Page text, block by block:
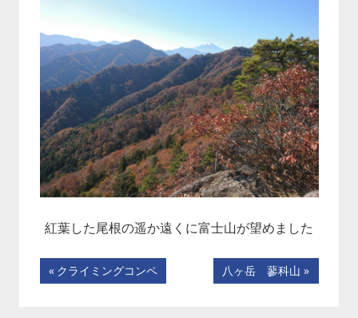
紅葉した尾根の遥か遠くに富士山が望めました
投前
クライミングコンペ
次
八ヶ岳 蓼科山